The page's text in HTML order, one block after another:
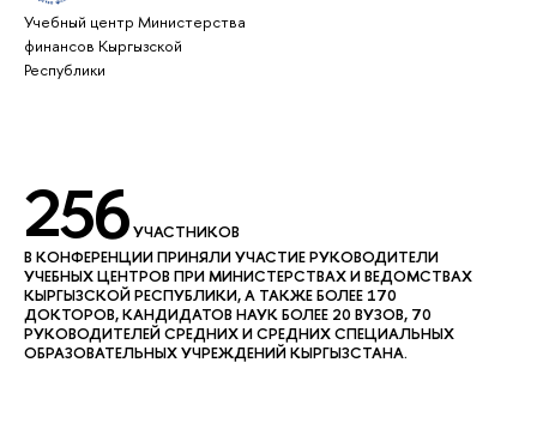
Учебный центр Министерства
финансов Кыргызской
Республики
256УЧАСТНИКОВ
В КОНФЕРЕНЦИИ ПРИНЯЛИ УЧАСТИЕ РУКОВОДИТЕЛИ
УЧЕБНЫХ ЦЕНТРОВ ПРИ МИНИСТЕРСТВАХ И ВЕДОМСТВАХ
КЫРГЫЗСКОЙ РЕСПУБЛИКИ, А ТАКЖЕ БОЛЕЕ 170
ДОКТОРОВ, КАНДИДАТОВ НАУК БОЛЕЕ 20 ВУЗОВ, 70
РУКОВОДИТЕЛЕЙ СРЕДНИХ И СРЕДНИХ СПЕЦИАЛЬНЫХ
ОБРАЗОВАТЕЛЬНЫХ УЧРЕЖДЕНИЙ КЫРГЫЗСТАНА.